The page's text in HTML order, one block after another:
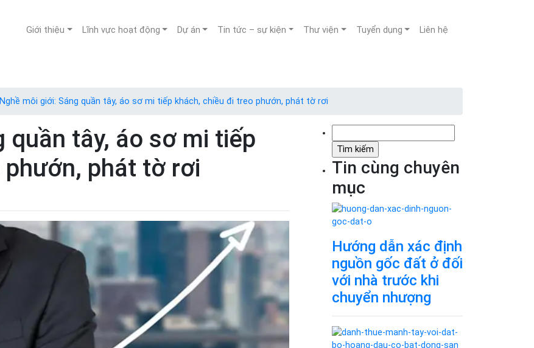
Giới thiệu Lĩnh vực hoạt động Dự án Tin tức – sự kiện Thư viện Tuyển dụng Liên hệ
Nghề môi giới: Sáng quần tây, áo sơ mi tiếp khách, chiều đi treo phướn, phát tờ rơi
quần tây, áo sơ mi tiếp
phát tờ rơi
kiếm
cho:
Tin cùng chuyên
mục
Hướng dẫn xác định
nguồn gốc đất ở đối
với nhà trước khi
chuyển nhượng